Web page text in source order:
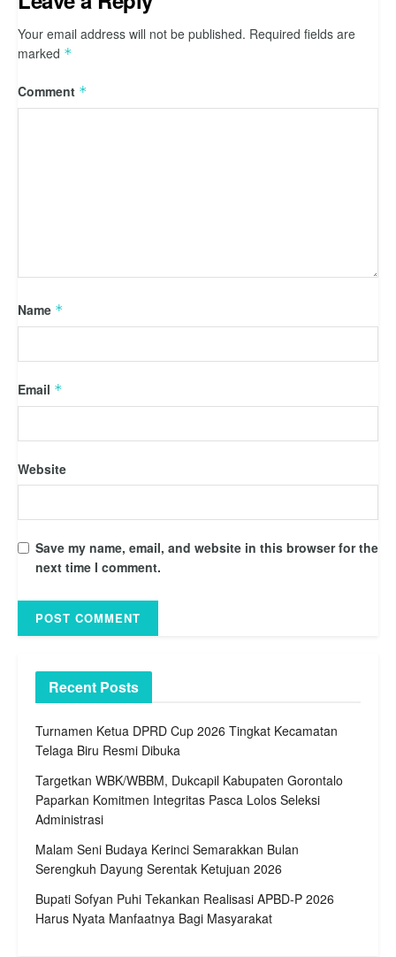
Your email address will not be published. Required fields are
marked *
Comment *
Name *
Email *
Website
Save my name, email, and website in this browser for the
next time I comment.
Recent Posts
Turnamen Ketua DPRD Cup 2026 Tingkat Kecamatan
Telaga Biru Resmi Dibuka
Targetkan WBK/WBBM, Dukcapil Kabupaten Gorontalo
Paparkan Komitmen Integritas Pasca Lolos Seleksi
Administrasi
Malam Seni Budaya Kerinci Semarakkan Bulan
Serengkuh Dayung Serentak Ketujuan 2026
Bupati Sofyan Puhi Tekankan Realisasi APBD-P 2026
Harus Nyata Manfaatnya Bagi Masyarakat